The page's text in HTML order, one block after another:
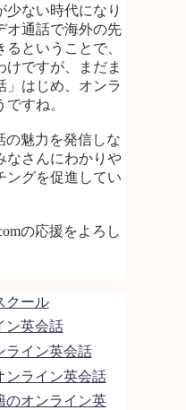
少ない時代になり
オ通話で海外の先
ということで、
ですが、まだま
」はじめ、オンラ
すね。
の魅力を発信しな
なさんにわかりや
ングを促進してい
の応援をよろし
クール
ン英会話
ライン英会話
ンライン英会話
のオンライン英